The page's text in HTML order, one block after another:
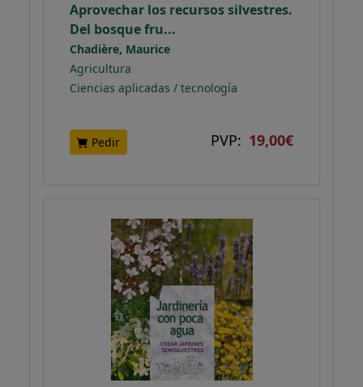
Aprovechar los recursos silvestres.
Del bosque fru...
Chadière, Maurice
Agricultura
Ciencias aplicadas / tecnología
Pedir PVP: 19,00€